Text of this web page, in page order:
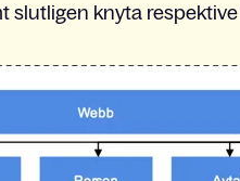
slutligen knyta